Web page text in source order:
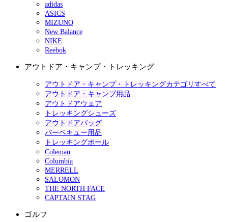
adidas
ASICS
MIZUNO
New Balance
NIKE
Reebok
アウトドア・キャンプ・トレッキング
アウトドア・キャンプ・トレッキングカテゴリすべて
アウトドア・キャンプ用品
アウトドアウェア
トレッキングシューズ
アウトドアバッグ
バーベキュー用品
トレッキングポール
Coleman
Columbia
MERRELL
SALOMON
THE NORTH FACE
CAPTAIN STAG
ゴルフ